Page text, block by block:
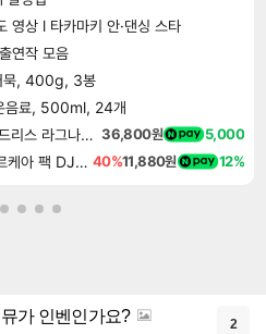
상 l 타카마키 안·댄싱 스타
연작 모음
묵, 400g, 3봉
음료, 500ml, 24개
그랑블루 판타지 리링크 엔드리스 라그나로크 업그레이드 킷 Granblue Fantasy Relink Endless Ragnarok Upgrade Kit DLC 36,800원 5,000
디제이맥스 리스펙트 V 아르케아 팩 DJMAX RESPECT V Arcaea Pack DLC 40%11,880원 12%
가 인벤인가요? 2